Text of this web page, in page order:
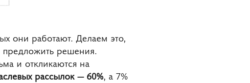
они работают. Делаем это,
предложить решения.
и откликаются на
рассылок — 60%, а 7%